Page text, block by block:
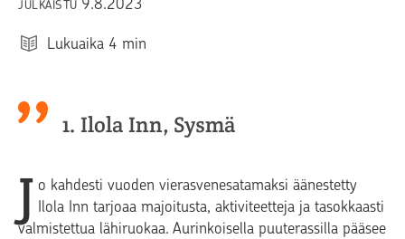
JULKAISTU 9.8.2023
Lukuaika 4 min
1. Ilola Inn, Sysmä
J o kahdesti vuoden vierasvenesatamaksi äänestetty
Ilola Inn tarjoaa majoitusta, aktiviteetteja ja tasokkaasti
valmistettua lähiruokaa. Aurinkoisella puuterassilla pääsee